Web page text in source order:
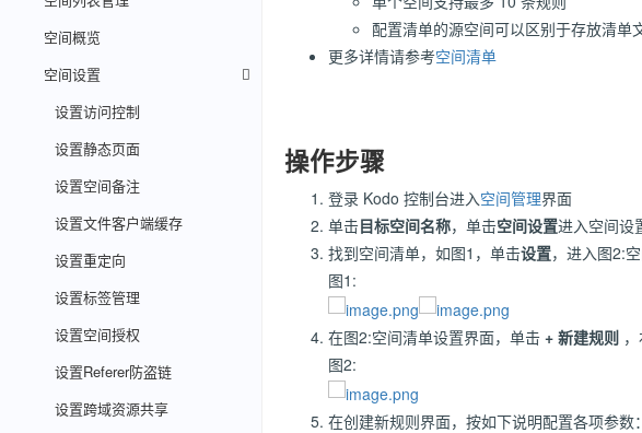
空间概览
空间设置
设置访问控制
设置静态页面
设置空间备注
设置文件客户端缓存
设置重定向
设置标签管理
设置空间授权
设置Referer防盗链
设置跨域资源共享
配置清单的源空间可以区别于存放清单
更多详情请参考空间清单
操作步骤
登录 Kodo 控制台进入空间管理界面
单击目标空间名称，单击空间设置进入空间设
找到空间清单，如图1，单击设置，进入图2:
图1:
在图2:空间清单设置界面，单击 + 新建规则
图2:
在创建新规则界面，按如下说明配置各项参数：